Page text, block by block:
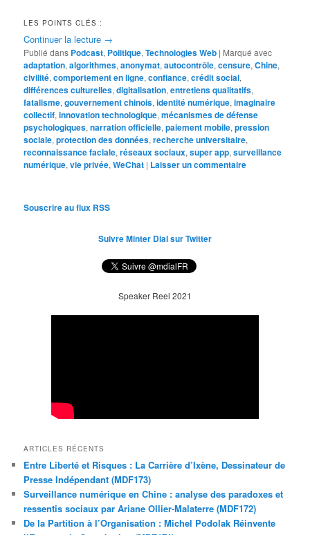
LES POINTS CLÉS :
Continuer la lecture →
Publié dans Podcast, Politique,Technologies Web | Marqué avec
adaptation,algorithmes,anonymat,autocontrôle,censure,Chine,
civilité,comportement en ligne,confiance,crédit social,
différences culturelles,digitalisation,entretiens qualitatifs,
fatalisme,gouvernement chinois,identité numérique,imaginaire
collectif,innovation technologique,mécanismes de défense
psychologiques,narration officielle,paiement mobile,pression
sociale,protection des données,recherche universitaire,
reconnaissance faciale,réseaux sociaux,super app,surveillance
numérique,vie privée,WeChat | Laisser un commentaire
Souscrire au flux RSS
Suivre Minter Dial sur Twitter
Speaker Reel 2021
ARTICLES RÉCENTS
Entre Liberté et Risques : La Carrière d’Ixène, Dessinateur de
Presse Indépendant (MDF173)
Surveillance numérique en Chine : analyse des paradoxes et
ressentis sociaux par Ariane Ollier-Malaterre (MDF172)
De la Partition à l’Organisation : Michel Podolak Réinvente